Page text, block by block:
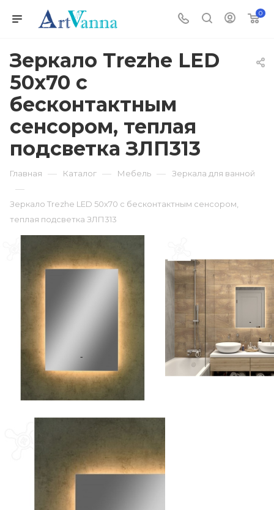
0
Зеркало Trezhe LED
50х70 с
бесконтактным
сенсором, теплая
подсветка ЗЛП313
Главная — Каталог — Мебель — Зеркала для ванной
—
Зеркало Trezhe LED 50х70 с бесконтактным сенсором,
теплая подсветка ЗЛП313